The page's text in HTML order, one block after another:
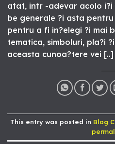
atat, intr -adevar acolo i?i
be generale ?i asta
pentru a fi in?elegi ?i mai
tematica, simboluri, pla?i
aceasta cunoa?tere vei [..]
This entry was posted in Blog